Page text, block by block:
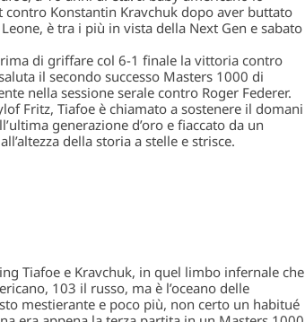
Konstantin Kravchuk dopo aver buttato
è tra i più in vista della Next Gen e sabato
di griffare col 6-1 finale la vittoria contro
il secondo successo Masters 1000 di
nella sessione serale contro Roger Federer.
Fritz, Tiafoe è chiamato a sostenere il domani
generazione d’oro e fiaccato da un
della storia a stelle e strisce.
Tiafoe e Kravchuk, in quel limbo infernale che
103 il russo, ma è l’oceano delle
mestierante e poco più, non certo un habitué